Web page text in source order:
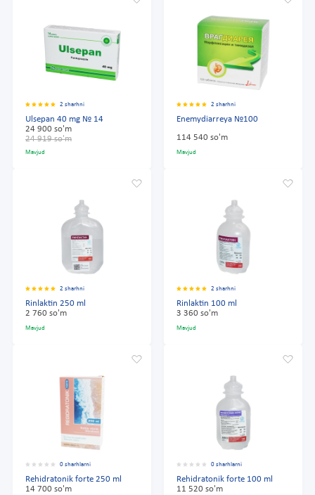
2 sharhni
Ulsepan 40 mg № 14
24 900 so'm
24 919 so'm
Mavjud
2 sharhni
Enemydiarreya №100
114 540 so'm
Mavjud
2 sharhni
Rinlaktin 250 ml
2 760 so'm
Mavjud
2 sharhni
Rinlaktin 100 ml
3 360 so'm
Mavjud
0 sharhlarni
Rehidratonik forte 250 ml
14 700 so'm
0 sharhlarni
Rehidratonik forte 100 ml
11 520 so'm